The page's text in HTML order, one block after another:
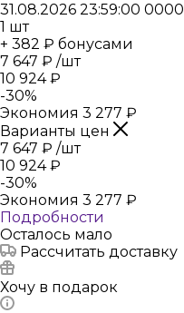
31.08.2026 23:59:00 0000
1 шт
+ 382 ₽ бонусами
7 647 ₽ /шт
10 924₽
-30%
Экономия 3 277 ₽
Варианты цен
7 647 ₽ /шт
10 924₽
-30%
Экономия 3 277 ₽
Подробности
Осталось мало
Рассчитать доставку
Хочу в подарок